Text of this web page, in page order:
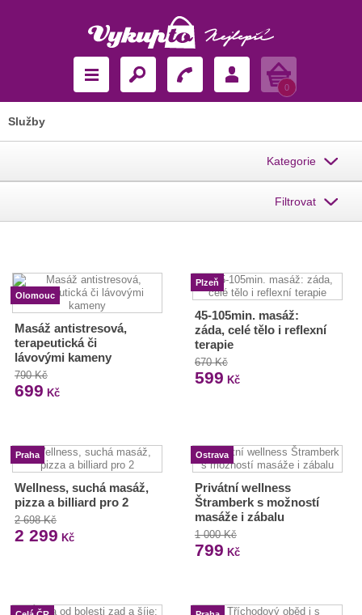
Košík
0
Služby
Kategorie
Filtrovat
Olomouc
Masáž antistresová,
terapeutická či
lávovými kameny
790 Kč
699 Kč
Plzeň
45-105min. masáž:
záda, celé tělo i reflexní
terapie
670 Kč
599 Kč
Praha
Wellness, suchá masáž,
pizza a billiard pro 2
2 698 Kč
2 299 Kč
Ostrava
Privátní wellness
Štramberk s možností
masáže i zábalu
1 000 Kč
799 Kč